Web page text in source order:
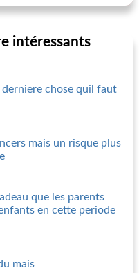
intéressants
derniere chose quil faut
mais un risque plus
que les parents
en cette periode
mais